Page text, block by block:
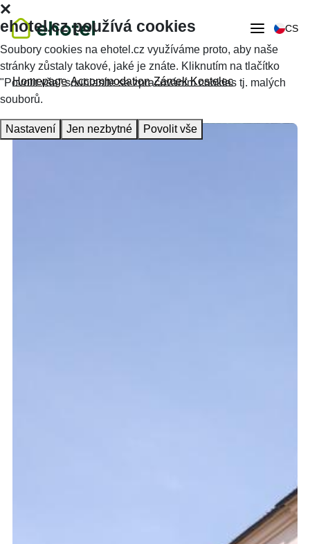
CS
Homepage Accommodation Zámek Kostelec
ehotel.cz používá cookies
Soubory cookies na ehotel.cz využíváme proto, aby naše
stránky zůstaly takové, jaké je znáte. Kliknutím na tlačítko
"Povolit vše" souhlasíte se zpracováním cookies tj. malých
souborů.
Nastavení Jen nezbytné Povolit vše